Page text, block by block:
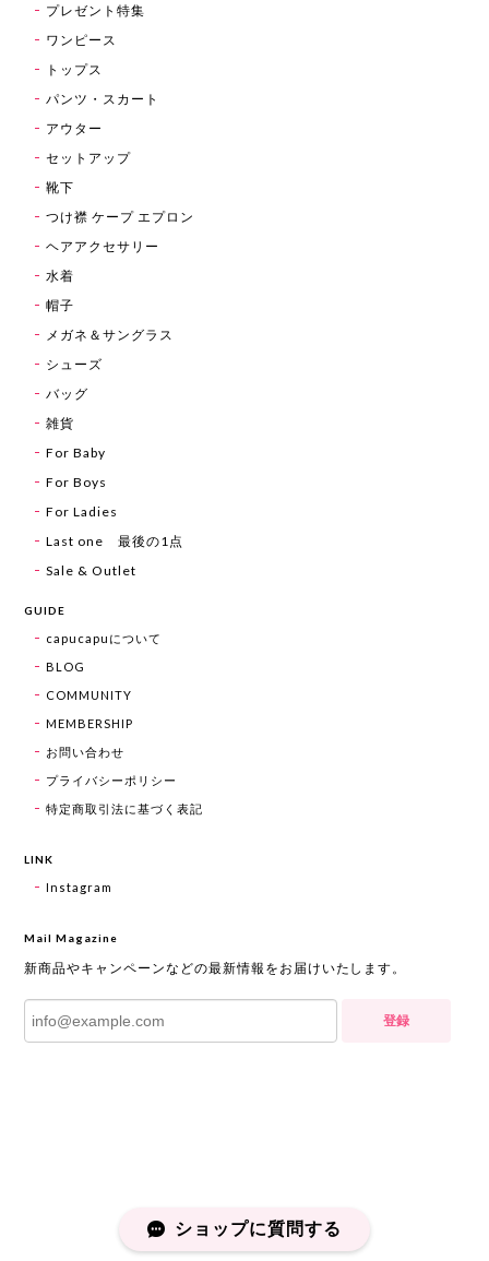
プレゼント特集
ワンピース
トップス
パンツ・スカート
アウター
セットアップ
靴下
つけ襟 ケープ エプロン
ヘアアクセサリー
水着
帽子
メガネ＆サングラス
シューズ
バッグ
雑貨
For Baby
For Boys
For Ladies
Last one 最後の1点
Sale & Outlet
GUIDE
capucapuについて
BLOG
COMMUNITY
MEMBERSHIP
お問い合わせ
プライバシーポリシー
特定商取引法に基づく表記
LINK
Instagram
Mail Magazine
新商品やキャンペーンなどの最新情報をお届けいたします。
登録
ショップに質問する